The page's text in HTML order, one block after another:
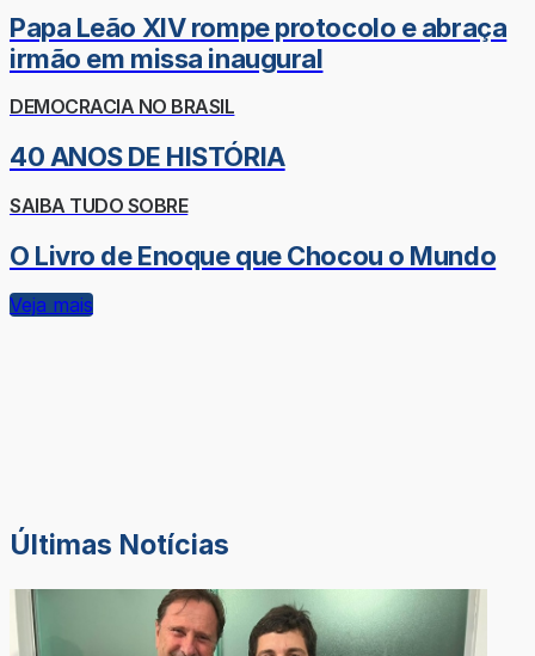
Papa Leão XIV rompe protocolo e abraça
irmão em missa inaugural
DEMOCRACIA NO BRASIL
40 ANOS DE HISTÓRIA
SAIBA TUDO SOBRE
O Livro de Enoque que Chocou o Mundo
Veja mais
Últimas Notícias